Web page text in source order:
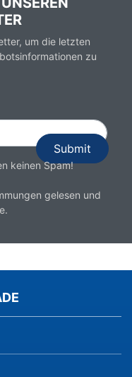
um die letzten
zu
keinen Spam!
gelesen und